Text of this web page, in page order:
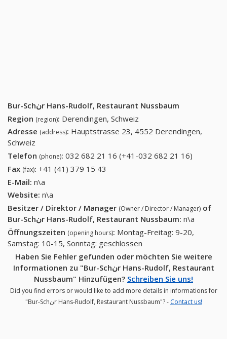
Bur-Schنr Hans-Rudolf, Restaurant Nussbaum
Region (region): Derendingen, Schweiz
Adresse (address): Hauptstrasse 23, 4552 Derendingen,
Schweiz
Telefon (phone): 032 682 21 16 (+41-032 682 21 16)
Fax (fax): +41 (41) 379 15 43
E-Mail: n\a
Website: n\a
Besitzer / Direktor / Manager (Owner / Director / Manager) of
Bur-Schنr Hans-Rudolf, Restaurant Nussbaum: n\a
Öffnungszeiten (opening hours): Montag-Freitag: 9-20,
Samstag: 10-15, Sonntag: geschlossen
Haben Sie Fehler gefunden oder möchten Sie weitere
Informationen zu "Bur-Schنr Hans-Rudolf, Restaurant
Nussbaum" Hinzufügen? Schreiben Sie uns!
Did you find errors or would like to add more details in informations for
"Bur-Schنr Hans-Rudolf, Restaurant Nussbaum"? - Contact us!